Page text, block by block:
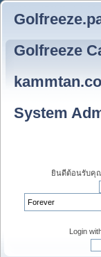
Golfreeze
System
ยินดีต้อนรับคุ
Login